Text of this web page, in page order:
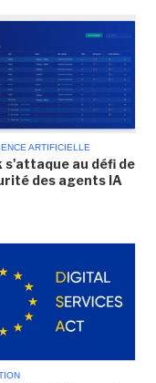
ARTIFICIELLE
s'attaque au défi de
des agents IA